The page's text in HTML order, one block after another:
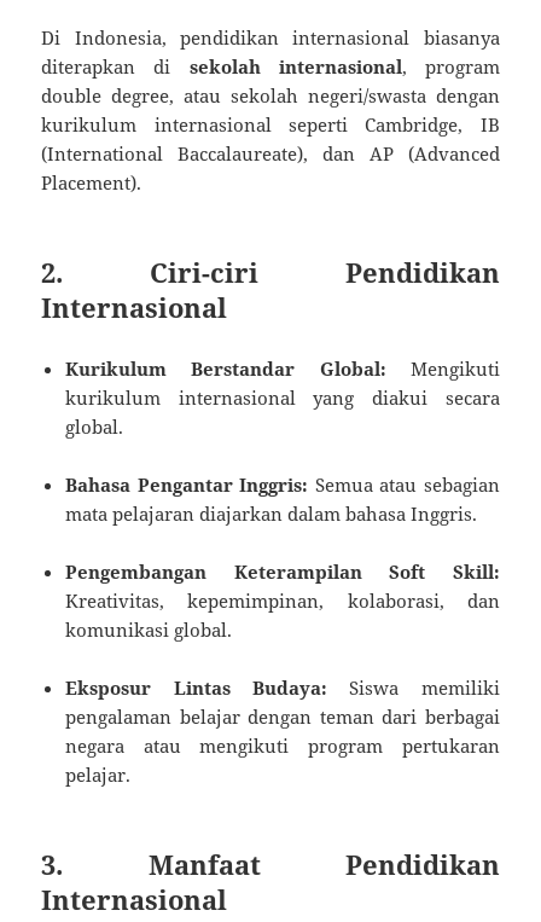
Di Indonesia, pendidikan internasional biasanya
diterapkan di sekolah internasional, program
double degree, atau sekolah negeri/swasta dengan
kurikulum internasional seperti Cambridge, IB
(International Baccalaureate), dan AP (Advanced
Placement).
2. Ciri-ciri Pendidikan
Internasional
Kurikulum Berstandar Global: Mengikuti
kurikulum internasional yang diakui secara
global.
Bahasa Pengantar Inggris: Semua atau sebagian
mata pelajaran diajarkan dalam bahasa Inggris.
Pengembangan Keterampilan Soft Skill:
Kreativitas, kepemimpinan, kolaborasi, dan
komunikasi global.
Eksposur Lintas Budaya: Siswa memiliki
pengalaman belajar dengan teman dari berbagai
negara atau mengikuti program pertukaran
pelajar.
3. Manfaat Pendidikan
Internasional